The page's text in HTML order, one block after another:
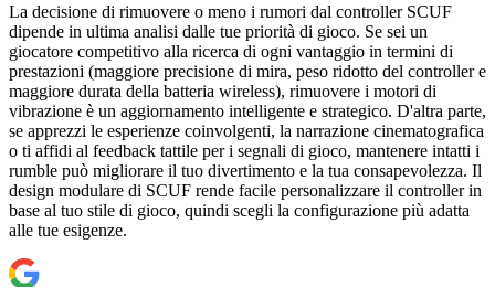
La decisione di rimuovere o meno i rumori dal controller SCUF
dipende in ultima analisi dalle tue priorità di gioco. Se sei un
giocatore competitivo alla ricerca di ogni vantaggio in termini di
prestazioni (maggiore precisione di mira, peso ridotto del controller e
maggiore durata della batteria wireless), rimuovere i motori di
vibrazione è un aggiornamento intelligente e strategico. D'altra parte,
se apprezzi le esperienze coinvolgenti, la narrazione cinematografica
o ti affidi al feedback tattile per i segnali di gioco, mantenere intatti i
rumble può migliorare il tuo divertimento e la tua consapevolezza. Il
design modulare di SCUF rende facile personalizzare il controller in
base al tuo stile di gioco, quindi scegli la configurazione più adatta
alle tue esigenze.